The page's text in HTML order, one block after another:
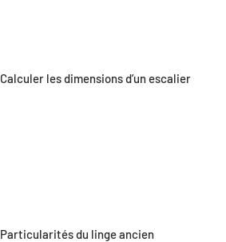
Calculer les dimensions d’un escalier
Particularités du linge ancien